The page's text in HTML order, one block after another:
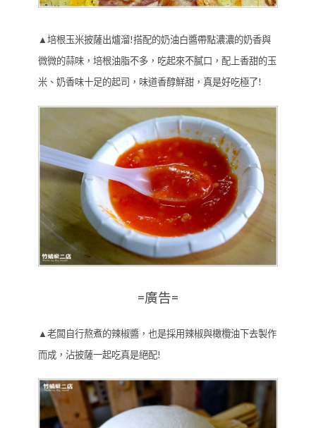
▲培根玉米披薩出爐溜!搭配的奶油白醬帶點濃濃的奶香與
微微的蒜味，培根油脂不多，吃起來不膩口，配上香甜的玉
米、奶香味十足的起司，味道香醇鮮甜，真是好吃極了!
=廣告=
▲老闆自行熬煮的辣椒醬，也是採用辣椒與橄欖油下去製作
而成，沾披薩一起吃真是絕配!